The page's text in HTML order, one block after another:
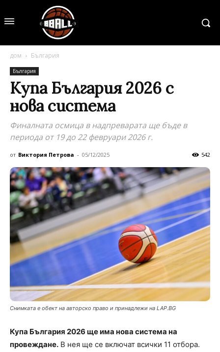
дом България
България
Купа България 2026 с
нова система
Финалната осмица в надпреварата ще бъде в
периода от 19 до 22 февруари 2026 г.
от Виктория Петрова - 05/12/2025 542
Снимката е обект на авторско право и принадлежи на LAP.BG
Купа България 2026 ще има нова система на
провеждане. В нея ще се включат всички 11 отбора.